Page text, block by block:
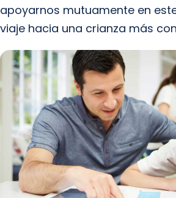
apoyarnos mutuamente en
viaje hacia una crianza más